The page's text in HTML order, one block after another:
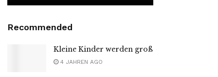
Recommended
Kleine Kinder werden groß
4 JAHREN AGO